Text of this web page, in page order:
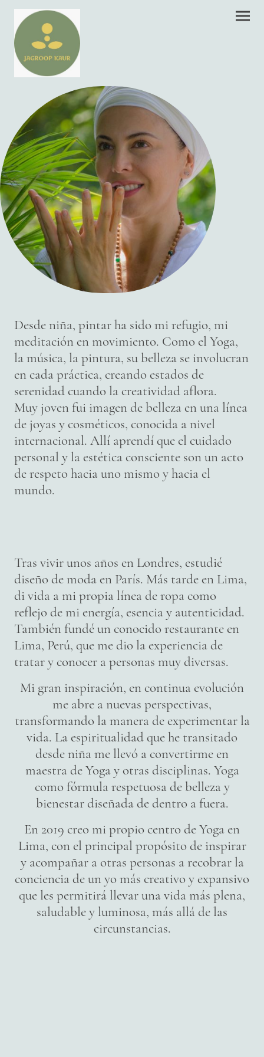
Desde niña, pintar ha sido mi refugio, mi
meditación en movimiento. Como el Yoga,
la música, la pintura, su belleza se involucran
en cada práctica, creando estados de
serenidad cuando la creatividad aflora.
Muy joven fui imagen de belleza en una línea
de joyas y cosméticos, conocida a nivel
internacional. Allí aprendí que el cuidado
personal y la estética consciente son un acto
de respeto hacia uno mismo y hacia el
mundo.
Tras vivir unos años en Londres, estudié
diseño de moda en París. Más tarde en Lima,
di vida a mi propia línea de ropa como
reflejo de mi energía, esencia y autenticidad.
También fundé un conocido restaurante en
Lima, Perú, que me dio la experiencia de
tratar y conocer a personas muy diversas.
Mi gran inspiración, en continua evolución
me abre a nuevas perspectivas,
transformando la manera de experimentar la
vida. La espiritualidad que he transitado
desde niña me llevó a convertirme en
maestra de Yoga y otras disciplinas. Yoga
como fórmula respetuosa de belleza y
bienestar diseñada de dentro a fuera.
En 2019 creo mi propio centro de Yoga en
Lima, con el principal propósito de inspirar
y acompañar a otras personas a recobrar la
conciencia de un yo más creativo y expansivo
que les permitirá llevar una vida más plena,
saludable y luminosa, más allá de las
circunstancias.